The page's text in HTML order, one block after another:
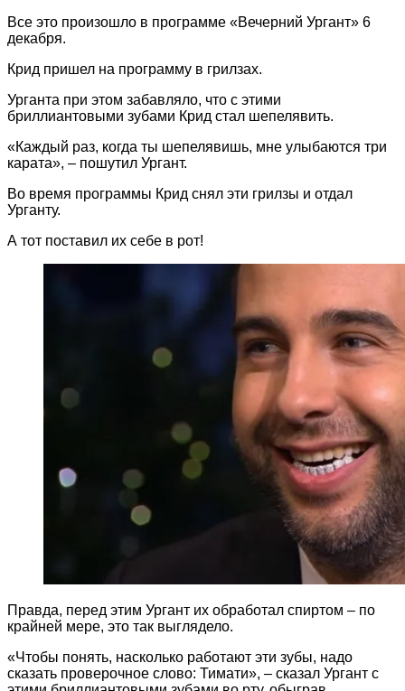
Все это произошло в программе «Вечерний Ургант» 6
декабря.
Крид пришел на программу в грилзах.
Урганта при этом забавляло, что с этими
бриллиантовыми зубами Крид стал шепелявить.
«Каждый раз, когда ты шепелявишь, мне улыбаются три
карата», – пошутил Ургант.
Во время программы Крид снял эти грилзы и отдал
Урганту.
А тот поставил их себе в рот!
Правда, перед этим Ургант их обработал спиртом – по
крайней мере, это так выглядело.
«Чтобы понять, насколько работают эти зубы, надо
сказать проверочное слово: Тимати», – сказал Ургант с